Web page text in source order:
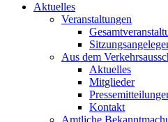
Aktuelles
Veranstaltungen
Aus dem
Aktuelles
Mitglieder
Kontakt
Amtliche